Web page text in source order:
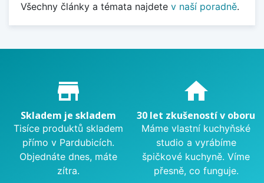
Všechny články a témata najdete v naší poradně.
Proč nakupovat u nás?
store_mall_directory
Skladem je skladem
Tisíce produktů skladem
přímo v Pardubicích.
Objednáte dnes, máte
zítra.
home
30 let zkušeností v oboru
Máme vlastní kuchyňské
studio a vyrábíme
špičkové kuchyně. Víme
přesně, co funguje.